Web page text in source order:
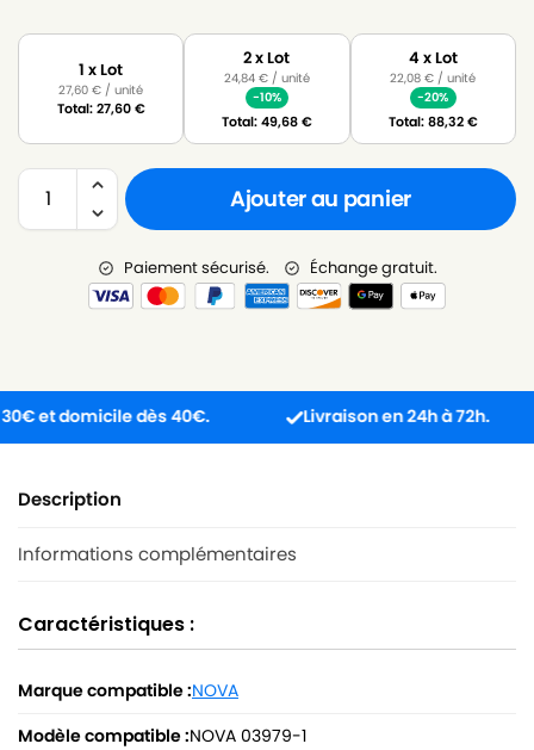
1 x Lot
27,60€ / unité
Total:27,60€
2 x Lot
24,84 €/ unité
-10%
Total:49,68€
4 x Lot
22,08€ / unité
-20%
Total:88,32€
Ajouter au panier
Paiement sécurisé. Échange gratuit.
domicile dès 40€. Livraison en 24h à 72h.
Description
Informations complémentaires
Caractéristiques :
Marque compatible :NOVA
Modèle compatible :NOVA 03979-1